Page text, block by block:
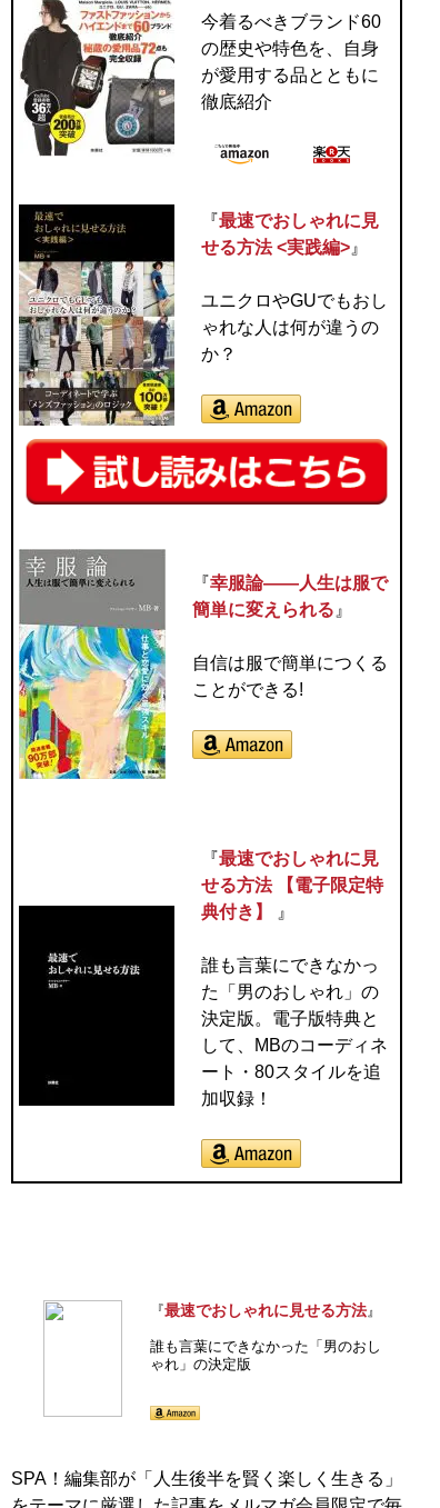
今着るべきブランド60
の歴史や特色を、自身
が愛用する品とともに
徹底紹介
『最速でおしゃれに見
せる方法 <実践編> 』
ユニクロやGUでもおし
ゃれな人は何が違うの
か？
『幸服論――人生は服で
簡単に変えられる 』
自信は服で簡単につくる
ことができる!
『最速でおしゃれに見
せる方法 【電子限定特
典付き】
』
誰も言葉にできなかっ
た「男のおしゃれ」の
決定版。電子版特典と
して、MBのコーディネ
ート・80スタイルを追
加収録！
『最速でおしゃれに見せる方法』
誰も言葉にできなかった「男のおし
ゃれ」の決定版
SPA！編集部が「人生後半を賢く楽しく生きる」